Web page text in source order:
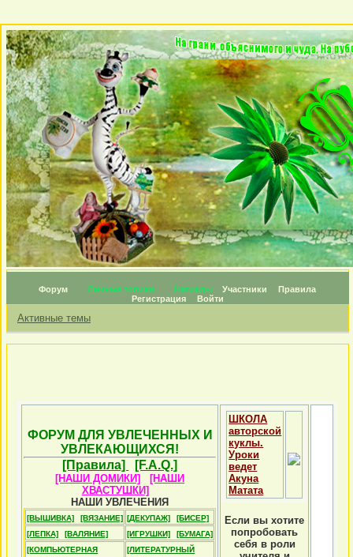
Форум Личные топики Награды Участники
Правила
Регистрация
Войти
Активные темы
ФОРУМ ДЛЯ УВЛЕЧЕННЫХ И
УВЛЕКАЮЩИХСЯ!
[Правила]
[F.A.Q.]
[НАШИ ДОМИКИ]
[НАШИ
ХВАСТУШКИ]
НАШИ УВЛЕЧЕНИЯ
[ВЫШИВКА] [ВЯЗАНИЕ] [ДЕКУПАЖ]
[БИСЕР]
[ЛЕПКА]
[ВАЛЯНИЕ] [ИГРУШКИ]
[БУМАГА]
[КОМПЬЮТЕРНАЯ
[ЛИТЕРАТУРНЫЙ
ШКОЛА
авторской
куклы.
Уроки
ведет
Акуна
Матата
Если вы хотите
попробовать
себя в роли